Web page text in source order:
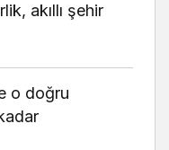
akıllı şehir
o doğru